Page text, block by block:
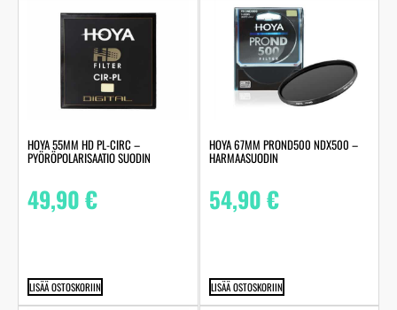
HOYA 55MM HD PL-CIRC –
PYÖRÖPOLARISAATIO SUODIN
49,90€
LISÄÄ OSTOSKORIIN
HOYA 67MM PROND500 NDX500 –
HARMAASUODIN
54,90€
LISÄÄ OSTOSKORIIN